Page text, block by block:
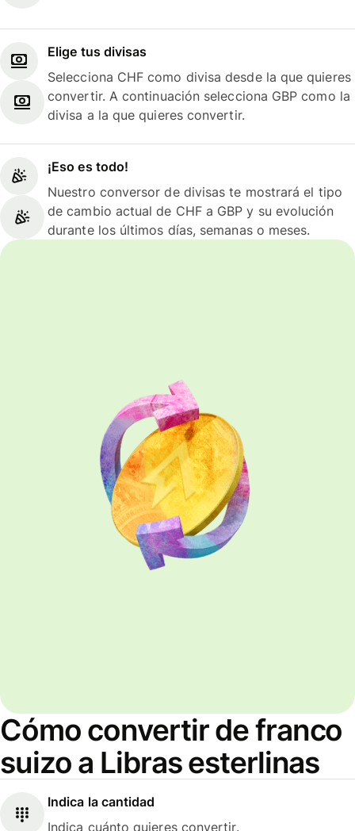
Elige tus divisas
Selecciona CHF como divisa desde la que quieres
convertir. A continuación selecciona GBP como la
divisa a la que quieres convertir.
¡Eso es todo!
Nuestro conversor de divisas te mostrará el tipo
de cambio actual de CHF a GBP y su evolución
durante los últimos días, semanas o meses.
Cómo convertir de franco
suizo a Libras esterlinas
Indica la cantidad
Indica cuánto quieres convertir.